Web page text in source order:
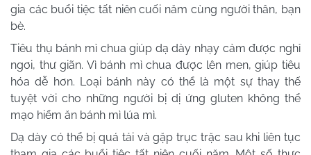
gia các buổi tiệc tất niên cuối năm cùng người thân, bạn
bè.
Tiêu thụ bánh mì chua giúp dạ dày nhạy cảm được nghỉ
ngơi, thư giãn. Vì bánh mì chua được lên men, giúp tiêu
hóa dễ hơn. Loại bánh này có thể là một sự thay thế
tuyệt vời cho những người bị dị ứng gluten không thể
mạo hiểm ăn bánh mì lúa mì.
Dạ dày có thể bị quá tải và gặp trục trặc sau khi liên tục